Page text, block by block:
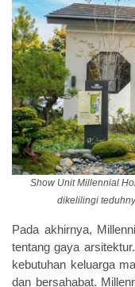
Show Unit Millennial
dikelilingi
Pada akhirnya,
tentang gaya
kebutuhan keluarga
dan bersahabat.